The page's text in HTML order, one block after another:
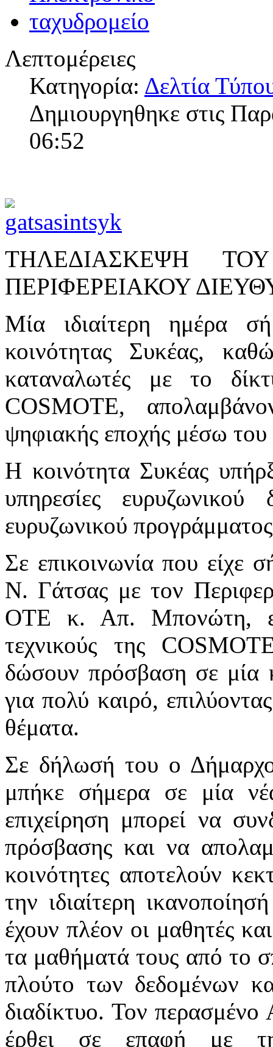
Λεπτομέρειες
Κατηγορία: Δελτία
Δημιουργηθηκε στις
06:52
ΤΗΛΕΔΙΑΣΚΕΨΗ
ΠΕΡΙΦΕΡΕΙΑΚΟΥ
Μία ιδιαίτερη ημέρα
κοινότητας Συκέας,
καταναλωτές με το
COSMOTE,
ψηφιακής εποχής μέσω του
Η κοινότητα Συκέας
υπηρεσίες
ευρυζωνικού
Σε επικοινωνία που είχε
Ν. Γάτσας με τον
ΟΤΕ κ. Απ. Μπονώτη,
τεχνικούς της
δώσουν πρόσβαση σε μία
για πολύ καιρό,
θέματα.
Σε δήλωσή του ο
μπήκε σήμερα σε μία
επιχείρηση μπορεί να
πρόσβασης και να
κοινότητες αποτελούν
την ιδιαίτερη
έχουν πλέον οι μαθητές
τα μαθήματά τους από το
πλούτο των δεδομένων
διαδίκτυο. Τον
έρθει σε επαφή με τη